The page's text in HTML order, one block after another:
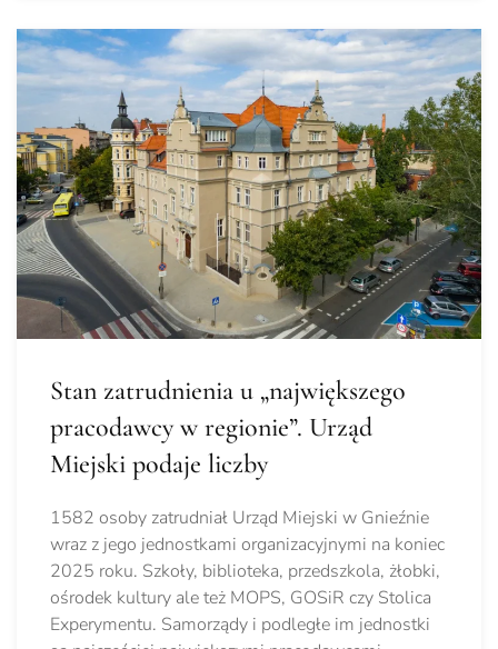
Stan zatrudnienia u „największego
pracodawcy w regionie”. Urząd
Miejski podaje liczby
1582 osoby zatrudniał Urząd Miejski w Gnieźnie
wraz z jego jednostkami organizacyjnymi na koniec
2025 roku. Szkoły, biblioteka, przedszkola, żłobki,
ośrodek kultury ale też MOPS, GOSiR czy Stolica
Experymentu. Samorządy i podległe im jednostki